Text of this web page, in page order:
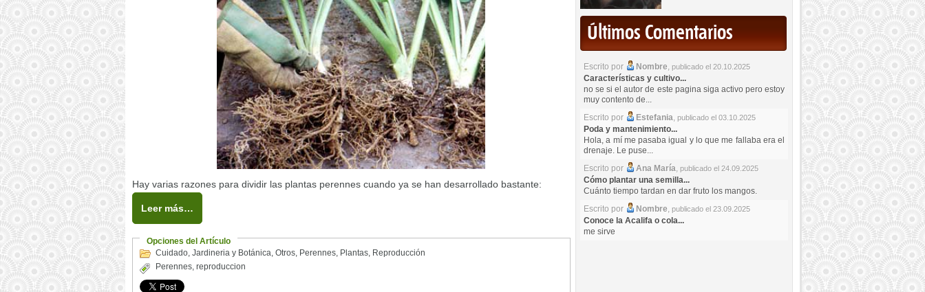
Hay varias razones para dividir las plantas perennes cuando ya se han desarrollado bastante:
Leer más…
Opciones del Artículo
Cuidado Jardineria y Botánica Otros Perennes Plantas Reproducción
Perennes reproduccion
Últimos Comentarios
Escrito por Nombre, publicado el 20.10.2025
Características y cultivo...
no se si el autor de este pagina siga activo pero estoy
muy contento de...
Escrito por
Estefania, publicado el 03.10.2025
Poda y mantenimiento...
Hola, a mí me pasaba igual y lo que me fallaba era el
drenaje. Le puse...
Escrito por
Ana María, publicado el 24.09.2025
Cómo plantar una semilla...
Cuánto tiempo tardan en dar fruto los mangos.
Escrito por
Nombre, publicado el 23.09.2025
Conoce la Acalifa o cola...
me sirve